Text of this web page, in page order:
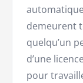
demeurent
quelqu’un
d’une
pour